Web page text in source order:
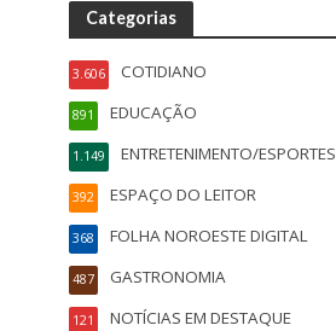
Categorias
COTIDIANO
3.606
EDUCAÇÃO
891
ENTRETENIMENTO/ESPORTES
1.149
ESPAÇO DO LEITOR
392
FOLHA NOROESTE DIGITAL
368
GASTRONOMIA
487
NOTÍCIAS EM DESTAQUE
121